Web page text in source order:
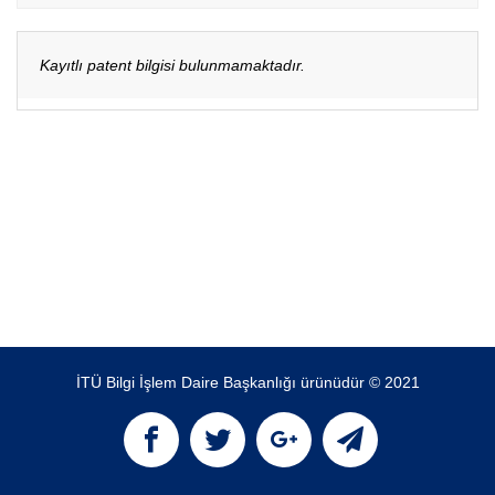
Kayıtlı patent bilgisi bulunmamaktadır.
İTÜ Bilgi İşlem Daire Başkanlığı ürünüdür © 2021